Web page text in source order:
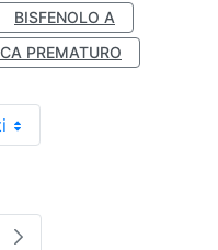
BISFENOLO A
PREMATURO